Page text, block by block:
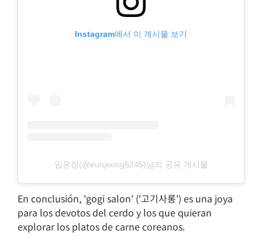
Instagram에서 이 게시물 보기
임은정(@eunjeong6245)님의 공유 게시물
En conclusión, 'gogi salon' ('고기사롱') es una joya
para los devotos del cerdo y los que quieran
explorar los platos de carne coreanos.